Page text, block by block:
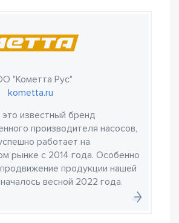
"Кометта Рус"
kometta.ru
известный бренд
производителя насосов,
работает на
рынке с 2014 года. Особенно
продукции нашей
весной 2022 года.